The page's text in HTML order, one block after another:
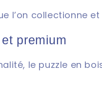
l’on collectionne
premium
le puzzle en